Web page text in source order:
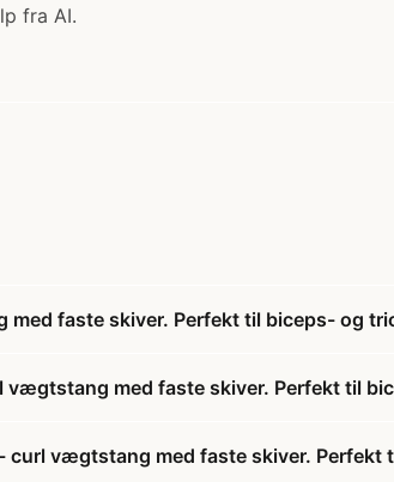
fra AI.
faste skiver. Perfekt til biceps- og
med faste skiver. Perfekt til
vægtstang med faste skiver. Perfekt